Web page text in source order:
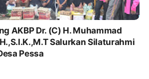
AKBP Dr. (C) H. Muhammad
Salurkan Silaturahmi
Pessa